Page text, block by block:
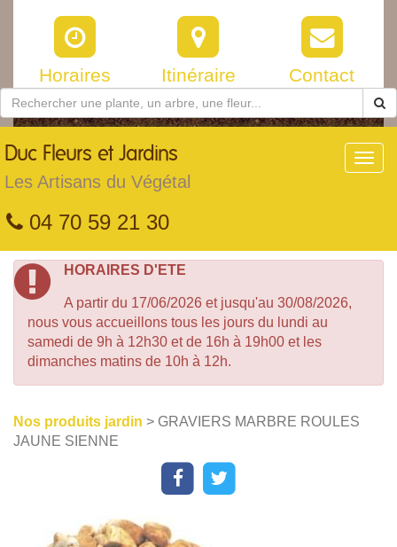
Horaires Itinéraire Contact
Duc Fleurs et Jardins
Les Artisans du Végétal
04 70 59 21 30
HORAIRES D'ETE
A partir du 17/06/2026 et jusqu'au 30/08/2026,
nous vous accueillons tous les jours du lundi au
samedi de 9h à 12h30 et de 16h à 19h00 et les
dimanches matins de 10h à 12h.
Nos produits jardin > GRAVIERS MARBRE ROULES
JAUNE SIENNE